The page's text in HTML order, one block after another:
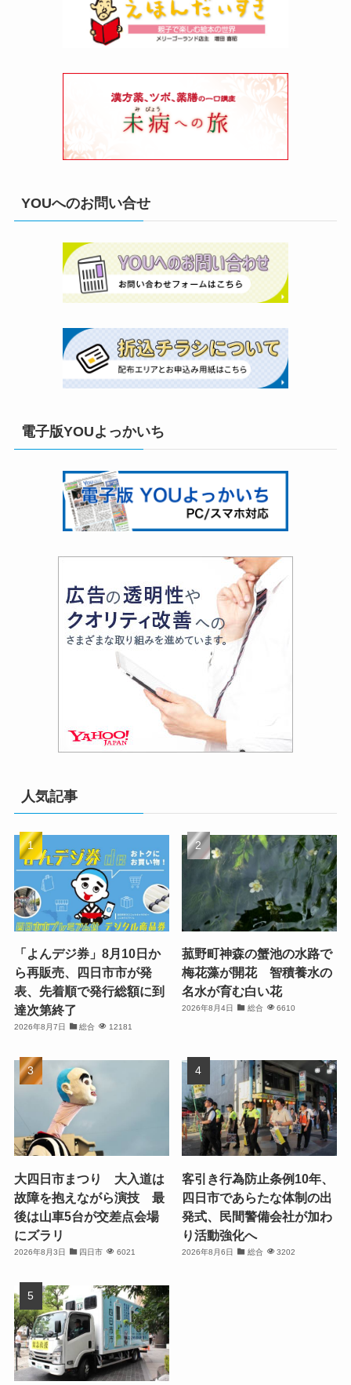
YOUへのお問い合せ
電子版YOUよっかいち
人気記事
「よんデジ券」8月10日か
ら再販売、四日市市が発
表、先着順で発行総額に到
達次第終了
2026年8月7日 総合 12181
菰野町神森の蟹池の水路で
梅花藻が開花 智積養水の
名水が育む白い花
2026年8月4日 総合 6610
大四日市まつり 大入道は
故障を抱えながら演技 最
後は山車5台が交差点会場
にズラリ
2026年8月3日 四日市 6021
客引き行為防止条例10年、
四日市であらたな体制の出
発式、民間警備会社が加わ
り活動強化へ
2026年8月6日 総合 3202